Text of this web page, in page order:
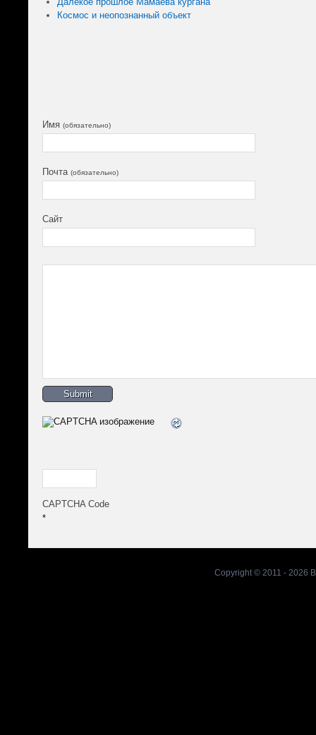
Космос и неопознанный объект
Имя (обязательно)
Почта (обязательно)
Сайт
CAPTCHA Code
*
Copyright © 2011 - 2026